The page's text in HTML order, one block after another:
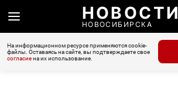
НОВОСТИ
НОВОСИБИРСКА
На информационном ресурсе применяются cookie-
файлы. Оставаясь на сайте, вы подтверждаете свое
согласиена их использование.